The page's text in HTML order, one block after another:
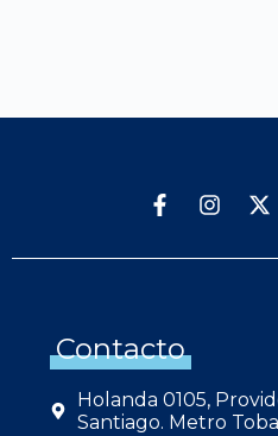
Contacto
Holanda 0105,
Santiago. Metro